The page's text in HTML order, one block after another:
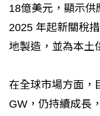
18億美元，顯示供
2025 年起新關稅
地製造，並為本土
在全球市場方面，
GW，仍持續成長